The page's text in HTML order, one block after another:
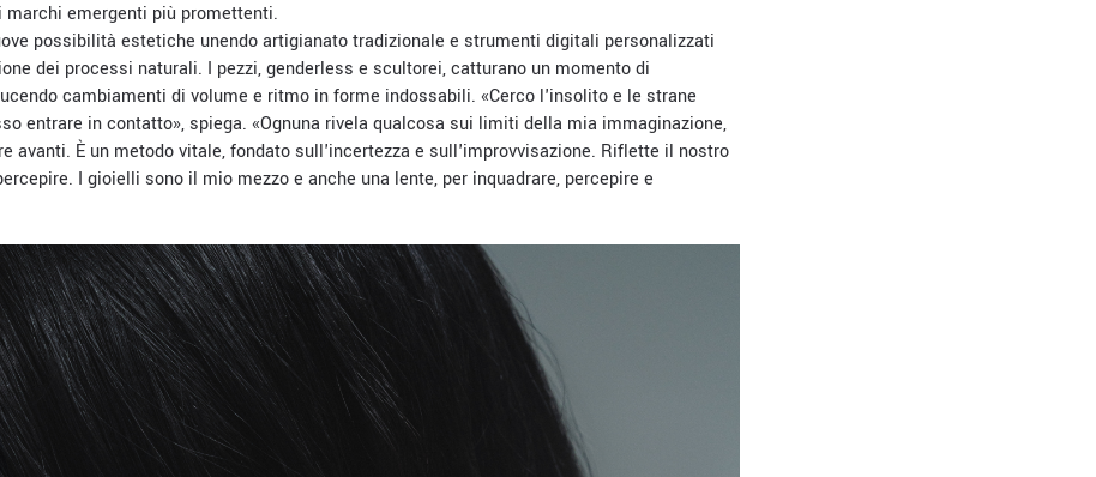
marchi emergenti più promettenti.
possibilità estetiche unendo artigianato tradizionale e strumenti digitali personalizzati
dei processi naturali. I pezzi, genderless e scultorei, catturano un momento di
cambiamenti di volume e ritmo in forme indossabili. «Cerco l'insolito e le strane
entrare in contatto», spiega. «Ognuna rivela qualcosa sui limiti della mia immaginazione,
avanti. È un metodo vitale, fondato sull'incertezza e sull'improvvisazione. Riflette il nostro
I gioielli sono il mio mezzo e anche una lente, per inquadrare, percepire e